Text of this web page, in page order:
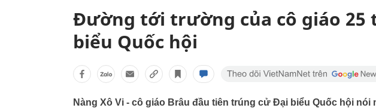
Đường tới trường của cô giáo
biểu Quốc hội
Nàng Xô Vi - cô giáo Brâu đầu tiên trúng cử Đại biểu Quốc hội